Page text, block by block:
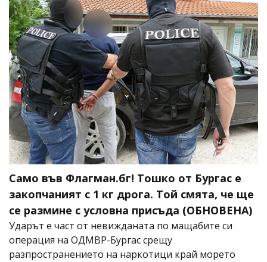
Само във Флагман.бг! Тошко от Бургас е
закопчаният с 1 кг дрога. Той смята, че ще
се размине с условна присъда (ОБНОВЕНА)
Ударът е част от невижданата по мащабите си
операция на ОДМВР-Бургас срещу
разпространението на наркотици край морето